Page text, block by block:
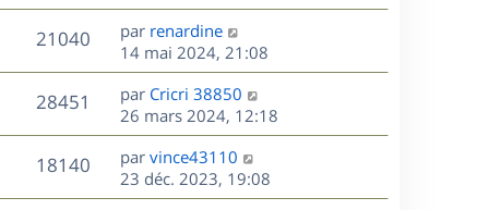
a
g
e
e
s
s
a
g
e
s
e
r
m
e
s
s
a
g
e
u
r
n
i
e
r
m
e
s
s
a
21040V
u
s
D
e
r
n
i
e
r
m
e
par renardine
14 mai 2024, 21:08
28451
u
D
e
r
n
i
e
par Cricri 38850
26 mars 2024, 12:18
18140V
u
D
e
r
par vince43110
23 déc. 2023, 19:08